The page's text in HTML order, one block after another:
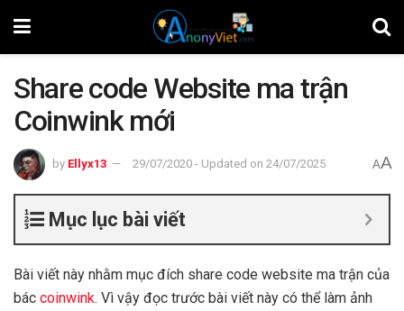
Share code Website ma trận
Coinwink mới
by Ellyx13 29/07/2020 - Updated on 24/07/2025 AA
Mục lục bài viết
Bài viết này nhằm mục đích share code website ma trận của
bác coinwink. Vì vậy đọc trước bài viết này có thể làm ảnh